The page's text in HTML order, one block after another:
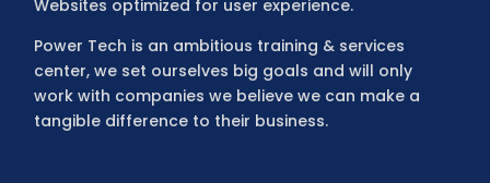
Websites optimized for user experience.
Power Tech is an ambitious training & services
center, we set ourselves big goals and will only
work with companies we believe we can make a
tangible difference to their business.